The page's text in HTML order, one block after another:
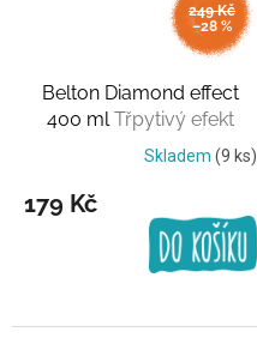
249 Kč
–28 %
Belton Diamond effect
400 mlTřpytivý efekt
Skladem (9 ks)
179 Kč